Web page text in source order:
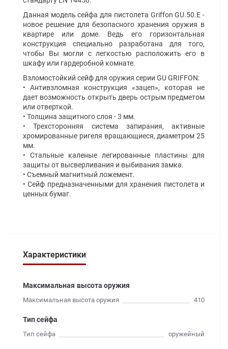
Данная модель сейфа для пистолета Griffon GU.50.E -
новое решение для безопасного хранения оружия в
квартире или доме. Ведь его горизонтальная
конструкция специально разработана для того,
чтобы Вы могли с легкостью расположить его в
шкафу или гардеробной комнате.
Взломостойкий сейф для оружия серии GU GRIFFON:
• Антивзломная конструкция «зацеп», которая не
дает возможность открыть дверь острым предметом
или отверткой.
• Толщина защитного слоя - 3 мм.
•Трехсторонняя система запирания, активные
хромированные ригеля вращающиеся, диаметром 25
мм.
• Стальные каленые легированные пластины для
защиты от высверливания и выбивания замка.
• Съемный магнитный ложемент.
• Сейф предназначенными для хранения пистолета и
ценных бумаг.
Характеристики
Максимальная высота оружия
Максимальная высота оружия 410
Тип сейфа
Тип сейфа оружейный